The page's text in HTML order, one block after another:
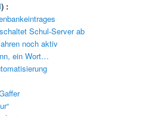
) :
Schul-Server ab
noch aktiv
ein Wort…